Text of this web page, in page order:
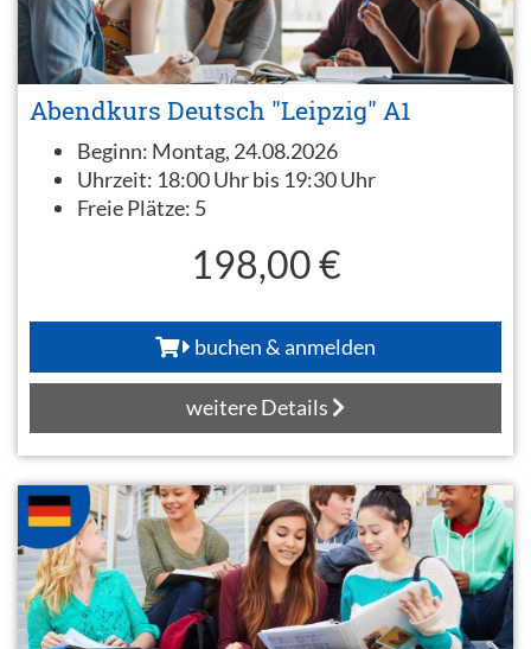
Abendkurs Deutsch "Leipzig" A1
Beginn: Montag, 24.08.2026
Uhrzeit: 18:00 Uhr bis 19:30 Uhr
Freie Plätze: 5
198,00 €
buchen & anmelden
weitere Details